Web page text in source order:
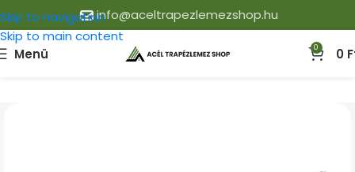
Skip to navigation
Skip to main content
info@aceltrapezlemezshop.hu
Menü 0 0